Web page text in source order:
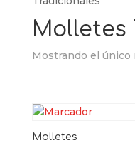
Molletes
Mostrando el único
Molletes